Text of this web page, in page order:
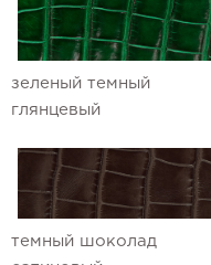
зеленый темный
глянцевый
темный шоколад